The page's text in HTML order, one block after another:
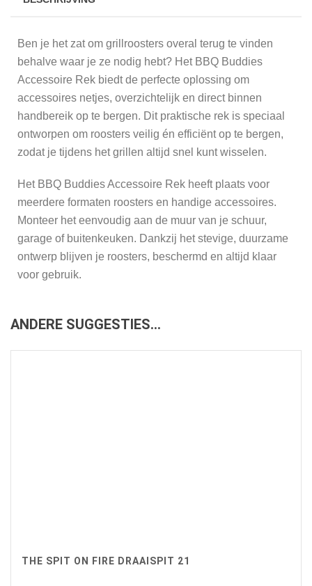
Ben je het zat om grillroosters overal terug te vinden
behalve waar je ze nodig hebt? Het BBQ Buddies
Accessoire Rek biedt de perfecte oplossing om
accessoires netjes, overzichtelijk en direct binnen
handbereik op te bergen. Dit praktische rek is speciaal
ontworpen om roosters veilig én efficiënt op te bergen,
zodat je tijdens het grillen altijd snel kunt wisselen.
Het BBQ Buddies Accessoire Rek heeft plaats voor
meerdere formaten roosters en handige accessoires.
Monteer het eenvoudig aan de muur van je schuur,
garage of buitenkeuken. Dankzij het stevige, duurzame
ontwerp blijven je roosters, beschermd en altijd klaar
voor gebruik.
ANDERE SUGGESTIES…
THE SPIT ON FIRE DRAAISPIT 21